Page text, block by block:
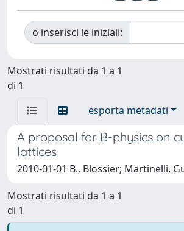
o inserisci le iniziali:
Mostrati risultati da 1 a 1
di 1
esporta metadati
A proposal for B-physics on
lattices
2010-01-01 B., Blossier; Martinelli,
Mostrati risultati da 1 a 1
di 1